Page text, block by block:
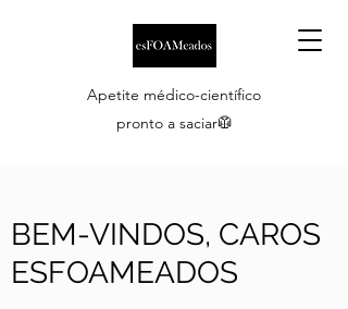
Apetite médico-científico
pronto a saciar🥼
BEM-VINDOS, CAROS
ESFOAMEADOS